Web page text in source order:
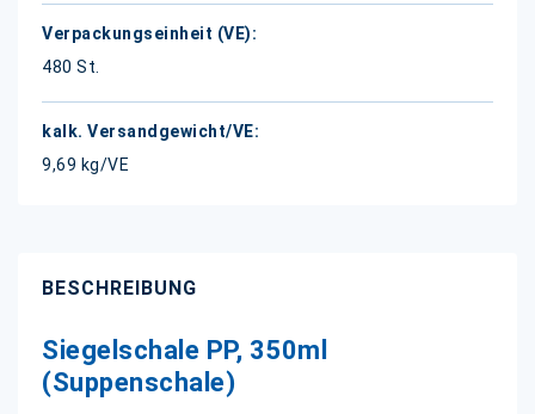
480 St.
9,69 kg/VE
BESCHREIBUNG
Siegelschale PP, 350ml
(Suppenschale)